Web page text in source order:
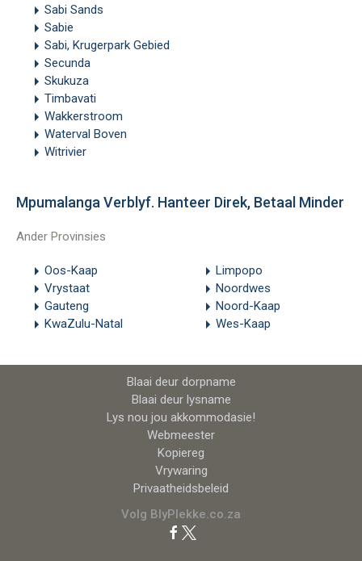
Sabi Sands
Sabie
Sabi, Krugerpark Gebied
Secunda
Skukuza
Timbavati
Wakkerstroom
Waterval Boven
Witrivier
Mpumalanga Verblyf. Hanteer Direk, Betaal Minder
Ander Provinsies
Oos-Kaap
Vrystaat
Gauteng
KwaZulu-Natal
Limpopo
Noordwes
Noord-Kaap
Wes-Kaap
Blaai deur dorpname
Blaai deur lysname
Lys nou jou akkommodasie!
Webmeester
Kopiereg
Vrywaring
Privaatheidsbeleid
Volg BlyPlekke.co.za